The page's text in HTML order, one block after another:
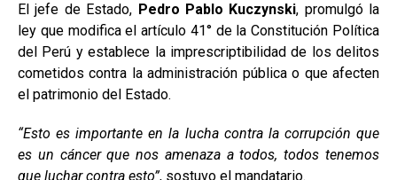
El jefe de Estado, Pedro Pablo Kuczynski, promulgó la
ley que modifica el artículo 41° de la Constitución Política
del Perú y establece la imprescriptibilidad de los delitos
cometidos contra la administración pública o que afecten
el patrimonio del Estado.
“Esto es importante en la lucha contra la corrupción que
es un cáncer que nos amenaza a todos, todos tenemos
que luchar contra esto”, sostuvo el mandatario.